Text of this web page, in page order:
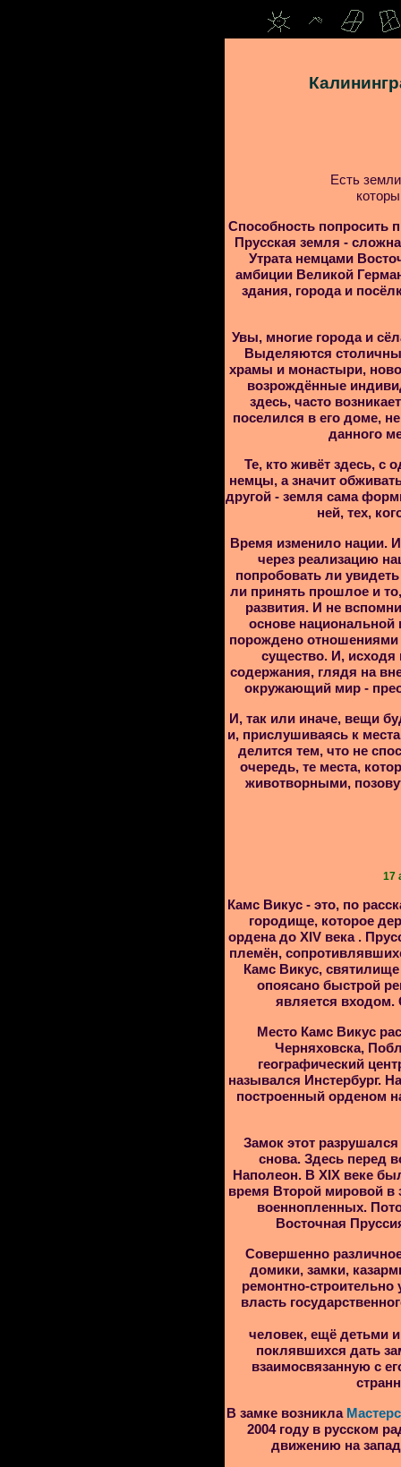
Есть
Способность попросить
Прусская земля -
Утрата немцами
амбиции Великой
здания, города и
Увы, многие города и
Выделяются
храмы и монастыри,
возрождённые
здесь, часто
поселился в его доме,
данного
Те, кто живёт здесь, с
немцы, а значит
другой - земля сама
ней, тех,
Время изменило нации.
через реализацию
попробовать ли
ли принять прошлое и
развития. И не
основе национальной
порождено отношениями
существо. И, исходя
содержания, глядя на
окружающий мир -
И, так или иначе, вещи
и, прислушиваясь к
делится тем, что не
очередь, те места,
животворными,
17
Камс Викус - это, по
городище, которое
ордена до XIV века .
племён,
Камс Викус,
опоясано быстрой
является входом.
Место Камс Викус
Черняховска,
географический
назывался Инстербург.
построенный орденом
Замок этот
снова. Здесь перед
Наполеон. В XIX веке
время Второй мировой в
военнопленных.
Восточная
Совершенно
домики, замки,
ремонтно-строительно
власть
человек, ещё детьми
поклявшихся дать
взаимосвязанную с
В замке возникла
2004 году в русском
движению на